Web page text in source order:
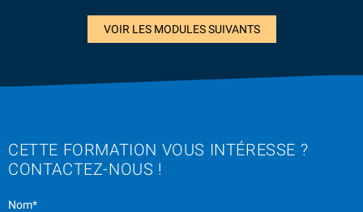
VOIR LES MODULES SUIVANTS
CETTE FORMATION VOUS INTÉRESSE ?
CONTACTEZ-NOUS !
Nom*